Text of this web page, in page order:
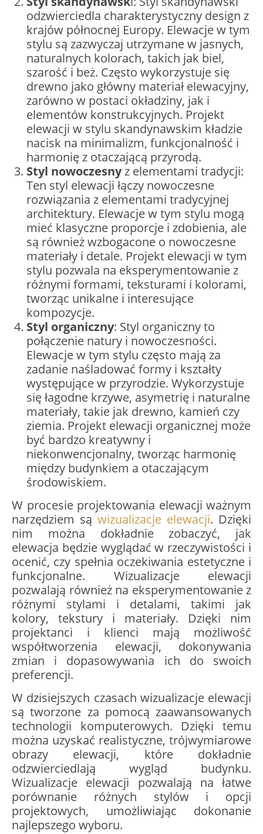
odzwierciedla charakterystyczny design z
krajów północnej Europy. Elewacje w tym
stylu są zazwyczaj utrzymane w jasnych,
naturalnych kolorach, takich jak biel,
szarość i beż. Często wykorzystuje się
drewno jako główny materiał elewacyjny,
zarówno w postaci okładziny, jak i
elementów konstrukcyjnych. Projekt
elewacji w stylu skandynawskim kładzie
nacisk na minimalizm, funkcjonalność i
harmonię z otaczającą przyrodą.
Styl nowoczesnyz elementami tradycji:
Ten styl elewacji łączy nowoczesne
rozwiązania z elementami tradycyjnej
architektury. Elewacje w tym stylu mogą
mieć klasyczne proporcje i zdobienia, ale
są również wzbogacone o nowoczesne
materiały i detale. Projekt elewacji w tym
stylu pozwala na eksperymentowanie z
różnymi formami, teksturami i kolorami,
tworząc unikalne i interesujące
kompozycje.
Styl organiczny: Styl organiczny to
połączenie natury i nowoczesności.
Elewacje w tym stylu często mają za
zadanie naśladować formy i kształty
występujące w przyrodzie. Wykorzystuje
się łagodne krzywe, asymetrię i naturalne
materiały, takie jak drewno, kamień czy
ziemia. Projekt elewacji organicznej może
być bardzo kreatywny i
niekonwencjonalny, tworząc harmonię
między budynkiem a otaczającym
środowiskiem.
W procesie projektowania elewacji ważnym
narzędziem są wizualizacje elewacji. Dzięki
nim można dokładnie zobaczyć, jak
elewacja będzie wyglądać w rzeczywistości i
ocenić, czy spełnia oczekiwania estetyczne i
funkcjonalne. Wizualizacje elewacji
pozwalają również na eksperymentowanie z
różnymi stylami i detalami, takimi jak
kolory, tekstury i materiały. Dzięki nim
projektanci i klienci mają możliwość
współtworzenia elewacji, dokonywania
zmian i dopasowywania ich do swoich
preferencji.
W dzisiejszych czasach wizualizacje elewacji
są tworzone za pomocą zaawansowanych
technologii komputerowych. Dzięki temu
można uzyskać realistyczne, trójwymiarowe
obrazy elewacji, które dokładnie
odzwierciedlają wygląd budynku.
Wizualizacje elewacji pozwalają na łatwe
porównanie różnych stylów i opcji
projektowych, umożliwiając dokonanie
najlepszego wyboru.